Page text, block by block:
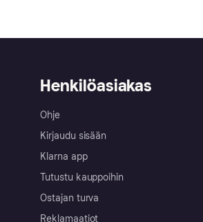
Henkilöasiakas
Ohje
Kirjaudu sisään
Klarna app
Tutustu kauppoihin
Ostajan turva
Reklamaatiot